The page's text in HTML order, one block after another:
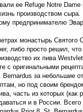
ее Refuge Notre
производством
предпринимателю
монастырь Святого
либо просто решил,
их пива
с оригинальными
за небольшие
но под своим
часть из которых (как
и в России.